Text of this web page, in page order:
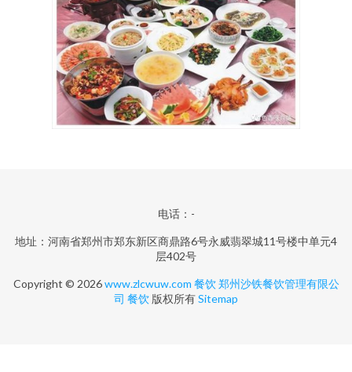
电话：-
地址：河南省郑州市郑东新区商鼎路6号永威翡翠城11号楼中单元4
层402号
Copyright © 2026www.zlcwuw.com 餐饮 郑州沙铁餐饮管理有限公
司 餐饮 版权所有Sitemap